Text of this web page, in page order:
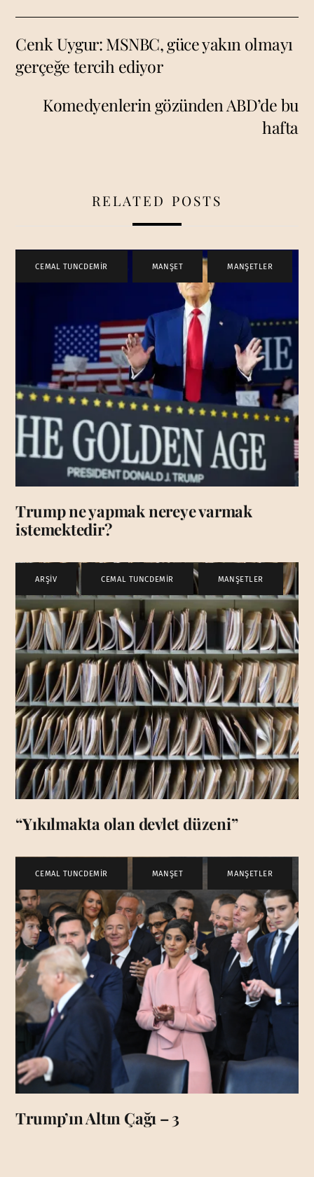
Cenk Uygur: MSNBC, güce yakın olmayı
gerçeğe tercih ediyor
Komedyenlerin gözünden ABD’de bu
hafta
RELATED POSTS
CEMAL TUNCDEMİR MANŞET , MANŞETLER
Trump ne yapmak nereye varmak
istemektedir?
ARŞİV CEMAL TUNCDEMİR , MANŞETLER
“Yıkılmakta olan devlet düzeni”
CEMAL TUNCDEMİR MANŞET MANŞETLER
Trump’ın Altın Çağı – 3